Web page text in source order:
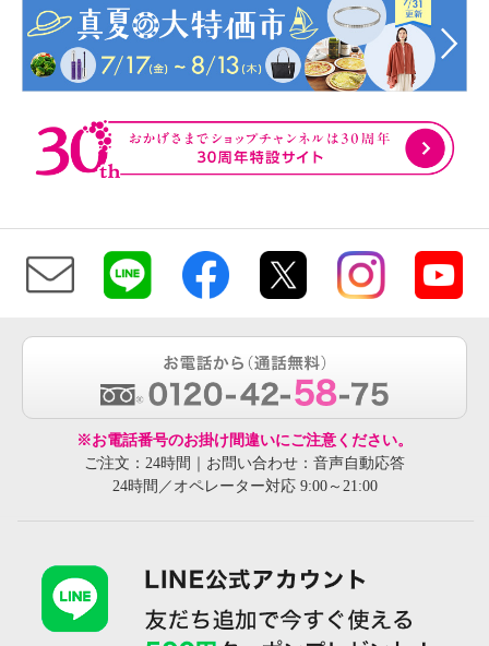
※お電話番号のお掛け間違いにご注意ください。
ご注文：24時間｜お問い合わせ：音声自動応答
24時間／オペレーター対応 9:00～21:00